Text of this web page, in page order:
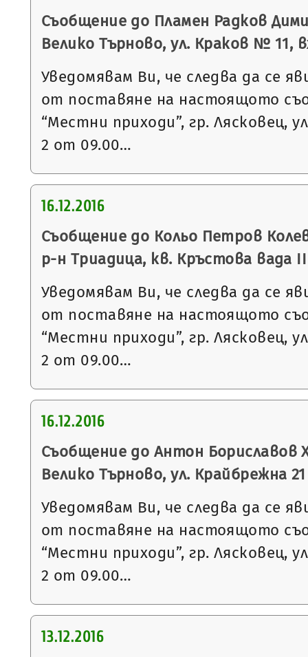
Съобщение до Пламен Радков
Велико Търново, ул. Краков № 11,
Уведомявам Ви, че следва да се
от поставяне на настоящото
“Местни приходи”, гр. Лясковец,
2 от 09.00…
16.12.2016
Съобщение до Кольо Петров
р-н Триадица, кв. Кръстова вада
Уведомявам Ви, че следва да се
от поставяне на настоящото
“Местни приходи”, гр. Лясковец,
2 от 09.00…
16.12.2016
Съобщение до Антон Бориславов
Велико Търново, ул. Крайбрежна 21
Уведомявам Ви, че следва да се
от поставяне на настоящото
“Местни приходи”, гр. Лясковец,
2 от 09.00…
13.12.2016